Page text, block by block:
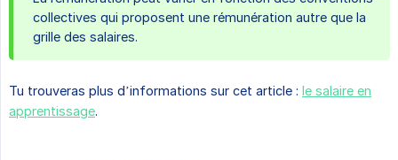
collectives qui proposent une rémunération autre que la
grille des salaires.
Tu trouveras plus d’informations sur cet article : le salaire en
apprentissage.